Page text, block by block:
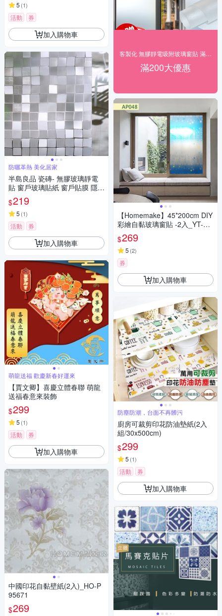
5 (1)
活動 券
加入購物車
防曬革熱 美化居家
半島良品 瓷磚- 無膠玻璃靜電
貼 窗戶玻璃貼紙 窗戶貼膜 隱私
貼 靜電玻璃貼45x200cm
$219
5 (1)
活動 券
加入購物車
萌龍送福 歡慶新春好運來
【賈文卿】喜慶立體春聯 萌龍
送福春意來裝飾
$299
5 (1)
活動 券
加入購物車
中國印花自黏壁紙(2入)_HO-P
95671
$269
滿200大優惠
【Homemake】45*200cm DIY
彩繪自黏玻璃窗貼 -2入_YT-AP
048 (防曬/遮陽/玻璃貼/保護隱
私/美化佈置)
$269
5 (2)
券
加入購物車
防塵防潮，台面不再髒污
廚房可裁剪印花防油墊紙(2入
組/30x500cm)
$299
5 (1)
活動 券
加入購物車